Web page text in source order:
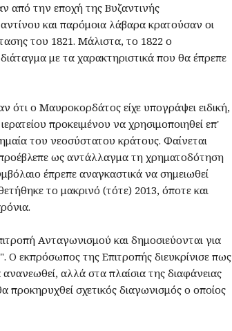
από την εποχή της Βυζαντινής
και παρόμοια λάβαρα κρατούσαν οι
του 1821. Μάλιστα, το 1822 ο
με τα χαρακτηριστικά που θα έπρεπε
ο Μαυροκορδάτος είχε υπογράψει ειδική,
προκειμένου να χρησιμοποιηθεί επ'
του νεοσύστατου κράτους. Φαίνεται
ως αντάλλαγμα τη χρηματοδότηση
έπρεπε αναγκαστικά να σημειωθεί
το μακρινό (τότε) 2013, όποτε και
Ανταγωνισμού και δημοσιεύονται για
εκπρόσωπος της Επιτροπής διευκρίνισε πως
αλλά στα πλαίσια της διαφάνειας
προκηρυχθεί σχετικός διαγωνισμός ο οποίος